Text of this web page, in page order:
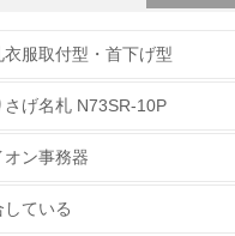
衣服取付型・首下げ型
さげ名札 N73SR-10P
オン事務器
している